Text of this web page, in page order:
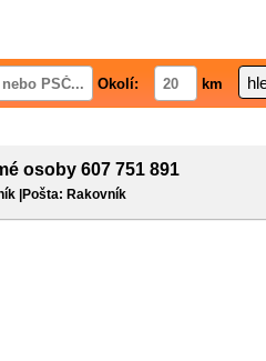
Okolí: km
osoby 607 751 891
|Pošta: Rakovník